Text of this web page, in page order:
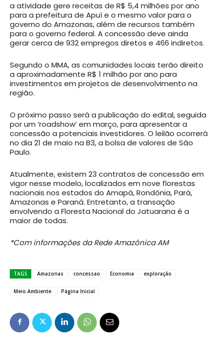
a atividade gere receitas de R$ 5,4 milhões por ano
para a prefeitura de Apuí e o mesmo valor para o
governo do Amazonas, além de recursos também
para o governo federal. A concessão deve ainda
gerar cerca de 932 empregos diretos e 466 indiretos.
Segundo o MMA, as comunidades locais terão direito
a aproximadamente R$ 1 milhão por ano para
investimentos em projetos de desenvolvimento na
região.
O próximo passo será a publicação do edital, seguida
por um ‘roadshow’ em março, para apresentar a
concessão a potenciais investidores. O leilão ocorrerá
no dia 21 de maio na B3, a bolsa de valores de São
Paulo.
Atualmente, existem 23 contratos de concessão em
vigor nesse modelo, localizados em nove florestas
nacionais nos estados do Amapá, Rondônia, Pará,
Amazonas e Paraná. Entretanto, a transação
envolvendo a Floresta Nacional do Jatuarana é a
maior de todas.
*Com informações da Rede Amazônica AM
TAGS Amazonas concessao Economia exploração
Meio Ambiente Página Inicial